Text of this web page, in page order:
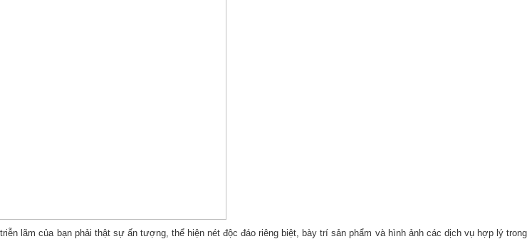
lãm của bạn phải thật sự ấn tượng, thể hiện nét độc đáo riêng biệt, bày trí sản phẩm và hình ảnh các dịch vụ hợp lý trong